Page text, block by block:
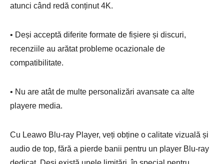
atunci când redă conținut 4K.
• Deși acceptă diferite formate de fișiere și discuri,
recenziile au arătat probleme ocazionale de
compatibilitate.
• Nu are atât de multe personalizări avansate ca alte
playere media.
Cu Leawo Blu-ray Player, veți obține o calitate vizuală și
audio de top, fără a pierde banii pentru un player Blu-ray